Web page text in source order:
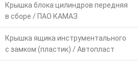
Крышка блока цилиндров передняя
в сборе / ПАО КАМАЗ
Крышка ящика инструментального
с замком (пластик) / Автопласт